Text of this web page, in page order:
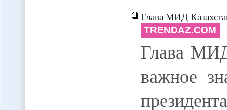
Глава МИД Казахстана:
TRENDAZ.COM
Глава
важное